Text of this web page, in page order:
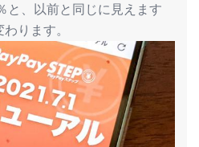
と、以前と同じに見えます
ります。